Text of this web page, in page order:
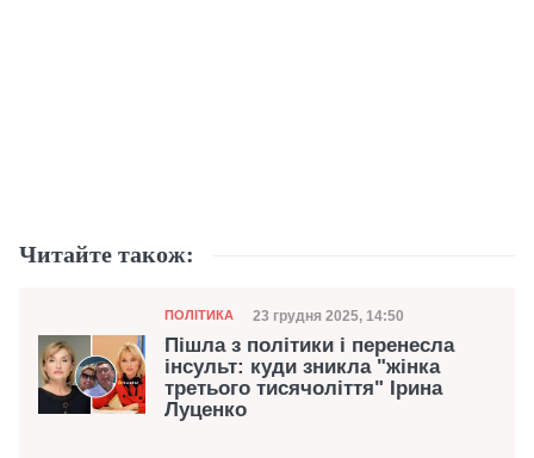
Читайте також:
Категорія
ПОЛІТИКА Дата публікації
23 грудня 2025, 14:50
Пішла з політики і перенесла
інсульт: куди зникла "жінка
третього тисячоліття" Ірина
Луценко